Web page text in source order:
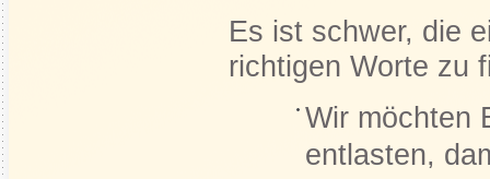
Es ist schwer, die
richtigen Worte zu
Wir möchten
entlasten,